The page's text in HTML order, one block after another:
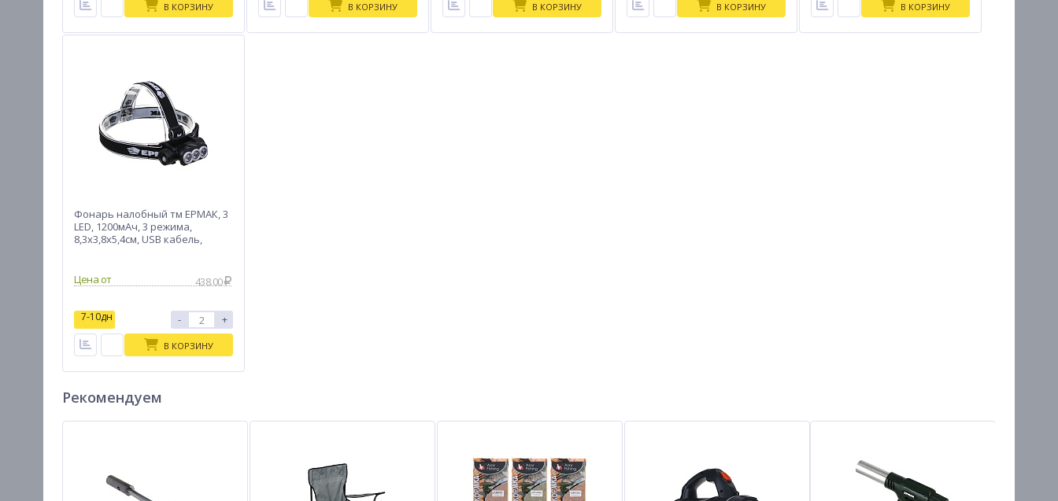
В КОРЗИНУ В КОРЗИНУ В КОРЗИНУ В КОРЗИНУ В КОРЗИНУ
Фонарь налобный тм ЕРМАК, 3
LED, 1200мАч, 3 режима,
8,3х3,8х5,4см, USB кабель,
Цена от
438.00
7-10дн - +
В КОРЗИНУ
Рекомендуем